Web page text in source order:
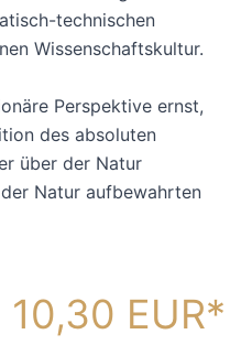
technischen
Wissenschaftskultur.
Perspektive ernst,
des absoluten
über der Natur
Natur aufbewahrten
10,30 EUR